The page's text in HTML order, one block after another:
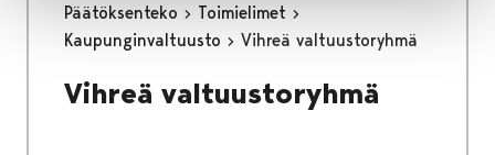
Päätöksenteko
Toimielimet
Kaupunginvaltuusto
Vihreä valtuustoryhmä
Vihreä valtuustoryhmä